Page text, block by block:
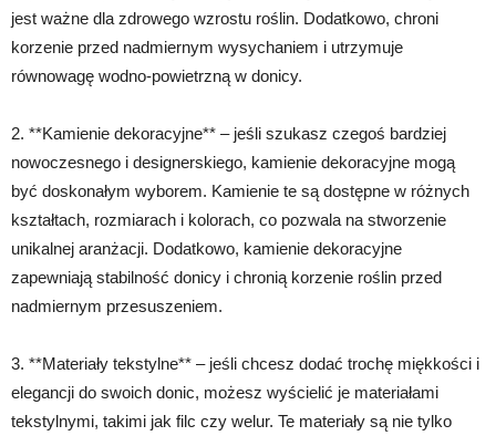
jest ważne dla zdrowego wzrostu roślin. Dodatkowo, chroni
korzenie przed nadmiernym wysychaniem i utrzymuje
równowagę wodno-powietrzną w donicy.
2. **Kamienie dekoracyjne** – jeśli szukasz czegoś bardziej
nowoczesnego i designerskiego, kamienie dekoracyjne mogą
być doskonałym wyborem. Kamienie te są dostępne w różnych
kształtach, rozmiarach i kolorach, co pozwala na stworzenie
unikalnej aranżacji. Dodatkowo, kamienie dekoracyjne
zapewniają stabilność donicy i chronią korzenie roślin przed
nadmiernym przesuszeniem.
3. **Materiały tekstylne** – jeśli chcesz dodać trochę miękkości i
elegancji do swoich donic, możesz wyścielić je materiałami
tekstylnymi, takimi jak filc czy welur. Te materiały są nie tylko